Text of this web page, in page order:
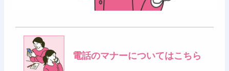
電話のマナーについてはこちら